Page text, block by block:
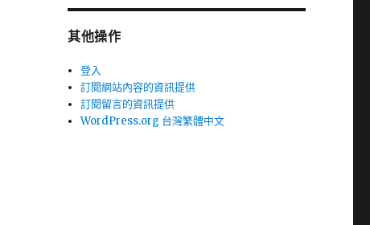
其他操作
登入
訂閱網站內容的資訊提供
訂閱留言的資訊提供
WordPress.org 台灣繁體中文